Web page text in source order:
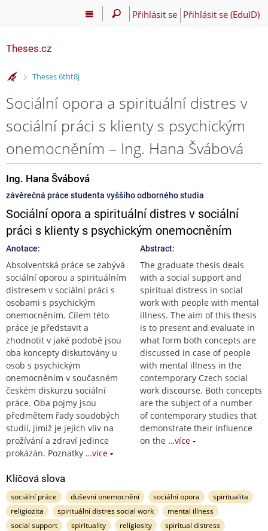
Přihlásit se Přihlásit se (EduID)
Theses.cz
>
Theses 6tht8j
Sociální opora a spirituální distres v
sociální práci s klienty s psychickým
onemocněním – Ing. Hana Švábová
Ing. Hana Švábová
závěrečná práce studenta vyššího odborného studia
Sociální opora a spirituální distres v sociální
práci s klienty s psychickým onemocněním
Anotace:
Absolventská práce se zabývá
sociální oporou a spirituálním
distresem v sociální práci s
osobami s psychickým
onemocněním. Cílem této
práce je představit a
zhodnotit v jaké podobě jsou
oba koncepty diskutovány u
osob s psychickým
onemocněním v současném
českém diskurzu sociální
práce. Oba pojmy jsou
předmětem řady soudobých
studií, jimiž je jejich vliv na
prožívání a zdraví jedince
prokázán. Poznatky …více
Abstract:
The graduate thesis deals
with a social support and
spiritual distress in social
work with people with mental
illness. The aim of this thesis
is to present and evaluate in
what form both concepts are
discussed in case of people
with mental illness in the
contemporary Czech social
work discourse. Both concepts
are the subject of a number
of contemporary studies that
demonstrate their influence
on the …více
Klíčová slova
sociální práce duševní onemocnění sociální opora
spiritualita
religiozita
spirituální distres social work
mental illness
social support
spirituality religiosity spiritual distress